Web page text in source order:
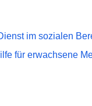
im sozialen
für erwachsene